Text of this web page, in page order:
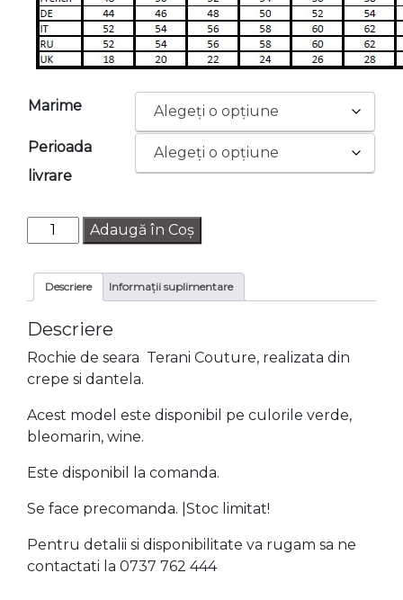
Marime
Perioada
livrare
Cantitate
Rochie
de
seara
1911M9339
NAVY
Adaugă în Coș
Descriere Informații suplimentare
Descriere
Rochie de seara Terani Couture, realizata din
crepe si dantela.
Acest model este disponibil pe culorile verde,
bleomarin, wine.
Este disponibil la comanda.
Se face precomanda. |Stoc limitat!
Pentru detalii si disponibilitate va rugam sa ne
contactati la 0737 762 444